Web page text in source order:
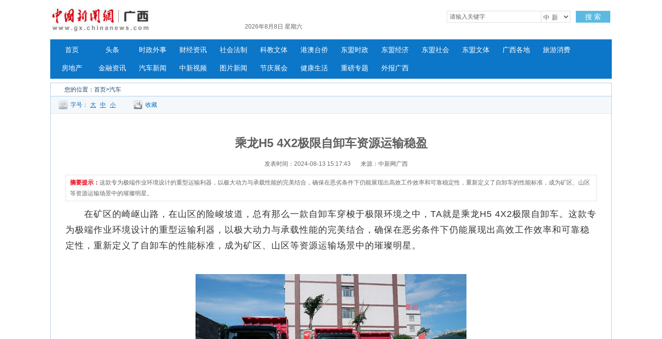
2026年8月8日 星期六
搜 索
首页 头条 时政外事 财经资讯 社会法制 科教文体 港澳台侨 东盟时政 东盟经济 东盟社会 东盟文体 广西各地 旅游消费
房地产 金融资讯 汽车新闻 中新视频 图片新闻 节庆展会 健康生活 重磅专题 外报广西
您的位置： 首页>汽车
字号： 大 中 小 收藏
乘龙H5 4X2极限自卸车资源运输稳盈
发表时间：2024-08-13 15:17:43 来源：中新网广西
摘要提示： 这款专为极端作业环境设计的重型运输利器，以极大动力与承载性能的完美结合，确保在恶劣条件下仍能展现出高效工作效率和可靠稳定性，重新定义了自卸车的性能标准，成为矿区、山区
等资源运输场景中的璀璨明星。
在矿区的崎岖山路，在山区的险峻坡道，总有那么一款自卸车穿梭于极限环境之中，TA就是乘龙H5 4X2极限自卸车。这款专
为极端作业环境设计的重型运输利器，以极大动力与承载性能的完美结合，确保在恶劣条件下仍能展现出高效工作效率和可靠稳
定性，重新定义了自卸车的性能标准，成为矿区、山区等资源运输场景中的璀璨明星。